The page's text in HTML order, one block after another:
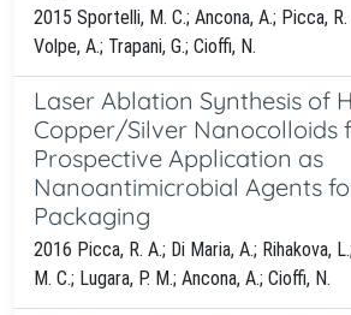
2015 Sportelli, M. C.; Ancona, A.; Picca, R.
Volpe, A.; Trapani, G.; Cioffi, N.
Laser Ablation Synthesis of
Copper/Silver Nanocolloids
Prospective Application as
Nanoantimicrobial Agents
Packaging
2016 Picca, R. A.; Di Maria, A.; Rihakova,
M. C.; Lugara, P. M.; Ancona, A.; Cioffi, N.